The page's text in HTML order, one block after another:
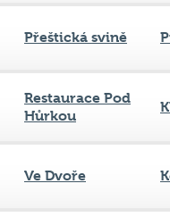
Přeštická svině
Restaurace Pod
Hůrkou
Ve Dvoře